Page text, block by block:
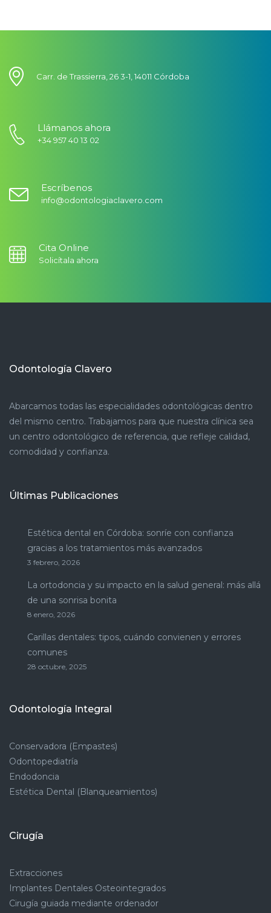
Carr. de Trassierra, 26 3-1, 14011 Córdoba
Llámanos ahora
+34 957 40 13 02
Escríbenos
info@odontologiaclavero.com
Cita Online
Solicítala ahora
Odontología Clavero
Abarcamos todas las especialidades odontológicas dentro
del mismo centro. Trabajamos para que nuestra clínica sea
un centro odontológico de referencia, que refleje calidad,
comodidad y confianza.
Últimas Publicaciones
Estética dental en Córdoba: sonríe con confianza
gracias a los tratamientos más avanzados
3 febrero, 2026
La ortodoncia y su impacto en la salud general: más allá
de una sonrisa bonita
8 enero, 2026
Carillas dentales: tipos, cuándo convienen y errores
comunes
28 octubre, 2025
Odontología Integral
Conservadora (Empastes)
Odontopediatría
Endodoncia
Estética Dental (Blanqueamientos)
Cirugía
Extracciones
Implantes Dentales Osteointegrados
Cirugía guiada mediante ordenador